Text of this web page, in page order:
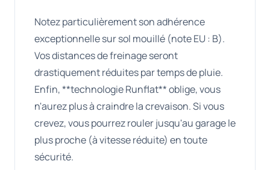
Notez particulièrement son adhérence
exceptionnelle sur sol mouillé (note EU : B).
Vos distances de freinage seront
drastiquement réduites par temps de pluie.
Enfin, **technologie Runflat** oblige, vous
n'aurez plus à craindre la crevaison. Si vous
crevez, vous pourrez rouler jusqu'au garage le
plus proche (à vitesse réduite) en toute
sécurité.